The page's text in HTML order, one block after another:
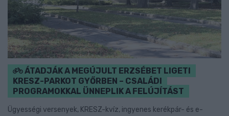
ÁTADJÁK A MEGÚJULT ERZSÉBET LIGETI
KRESZ-PARKOT GYŐRBEN – CSALÁDI
PROGRAMOKKAL ÜNNEPLIK A FELÚJÍTÁST
Ügyességi versenyek, KRESZ-kvíz, ingyenes kerékpár- és e-